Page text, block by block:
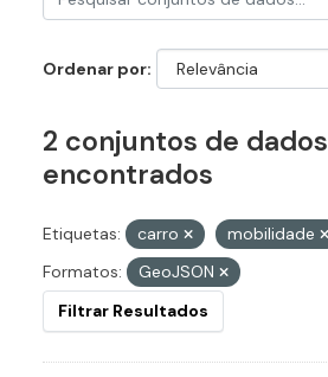
Ordenar por
2 conjuntos de dados
encontrados
Etiquetas: carro mobilidade
Formatos:
GeoJSON
Filtrar Resultados